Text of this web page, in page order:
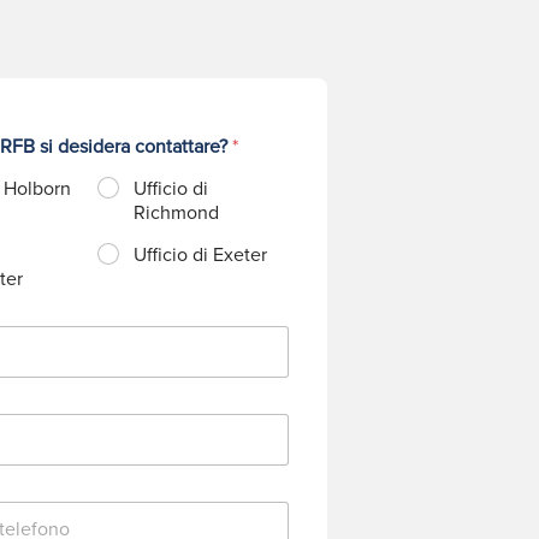
si desidera contattare?*
Ufficio di
Richmond
Ufficio di Exeter